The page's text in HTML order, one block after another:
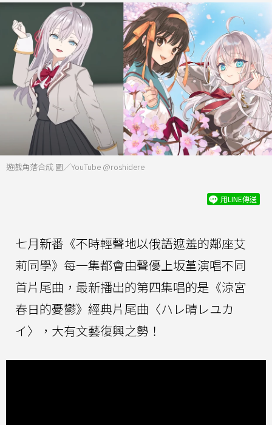
遊戲角落合成 圖／YouTube @roshidere
用LINE傳送
七月新番《不時輕聲地以俄語遮羞的鄰座艾
莉同學》每一集都會由聲優上坂堇演唱不同
首片尾曲，最新播出的第四集唱的是《涼宮
春日的憂鬱》經典片尾曲〈ハレ晴レユカ
イ〉，大有文藝復興之勢！